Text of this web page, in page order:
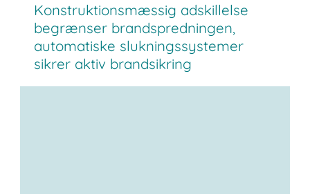
Konstruktionsmæssig adskillelse
begrænser brandspredningen,
automatiske slukningssystemer
sikrer aktiv brandsikring